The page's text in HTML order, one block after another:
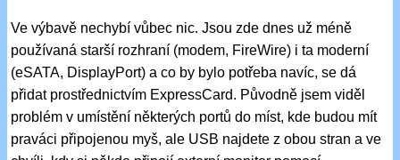
Ve výbavě nechybí vůbec nic. Jsou zde dnes už méně
používaná starší rozhraní (modem, FireWire) i ta moderní
(eSATA, DisplayPort) a co by bylo potřeba navíc, se dá
přidat prostřednictvím ExpressCard. Původně jsem viděl
problém v umístění některých portů do míst, kde budou mít
praváci připojenou myš, ale USB najdete z obou stran a ve